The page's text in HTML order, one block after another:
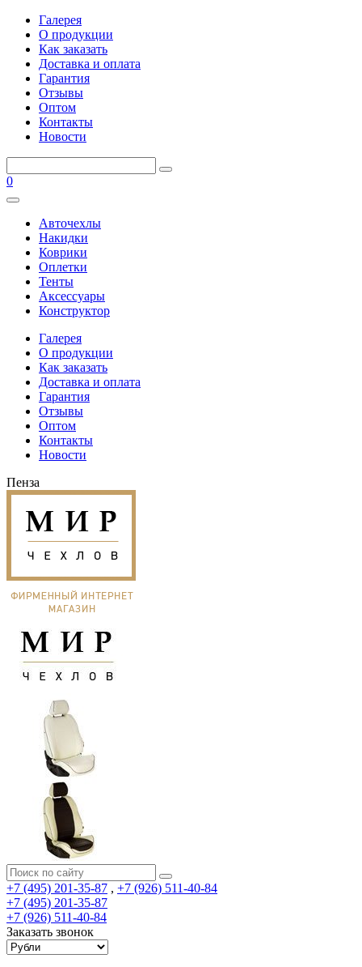
Галерея
О продукции
Как заказать
Доставка и оплата
Гарантия
Отзывы
Оптом
Контакты
Новости
0
Авточехлы
Накидки
Коврики
Оплетки
Тенты
Аксессуары
Конструктор
Галерея
О продукции
Как заказать
Доставка и оплата
Гарантия
Отзывы
Оптом
Контакты
Новости
Пенза
+7 (495) 201-35-87 , +7 (926) 511-40-84
+7 (495) 201-35-87
+7 (926) 511-40-84
Заказать звонок